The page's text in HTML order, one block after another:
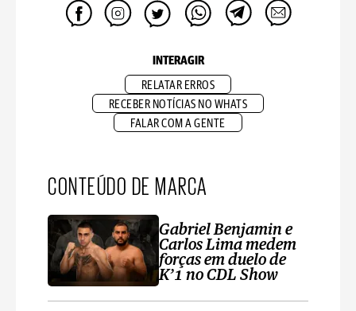
INTERAGIR
RELATAR ERROS
RECEBER NOTÍCIAS NO WHATS
FALAR COM A GENTE
CONTEÚDO DE MARCA
Gabriel Benjamin e
Carlos Lima medem
forças em duelo de
K’1 no CDL Show